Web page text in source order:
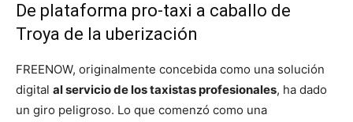
De plataforma pro-taxi a caballo de
Troya de la uberización
FREENOW, originalmente concebida como una solución
digital al servicio de los taxistas profesionales, ha dado
un giro peligroso. Lo que comenzó como una